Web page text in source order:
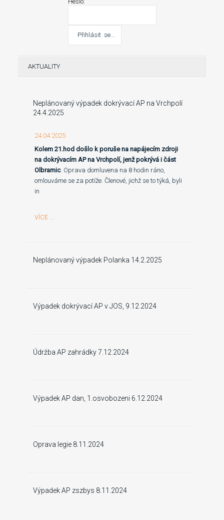
AKTUALITY
Neplánovaný výpadek dokrývací AP na Vrchpolí
24.4.2025
24.04.2025
Kolem 21.hod došlo k poruše na napájecím zdroji
na dokrývacím AP na Vrchpolí, jenž pokrývá i část
Olbramic. Oprava domluvena na 8 hodin ráno,
omlouváme se za potíže. Členové, jichž se to týká, byli
in
VÍCE ...
Neplánovaný výpadek Polanka 14.2.2025
Výpadek dokrývací AP v JOS, 9.12.2024
Údržba AP zahrádky 7.12.2024
Výpadek AP dan, 1.osvobozeni 6.12.2024
Oprava legie 8.11.2024
Výpadek AP zszbys 8.11.2024